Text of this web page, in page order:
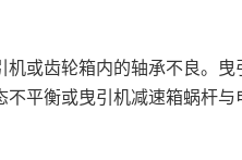
或齿轮箱内的轴承不良。
平衡或曳引机减速箱蜗杆